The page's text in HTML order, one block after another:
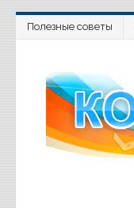
Полезные советы